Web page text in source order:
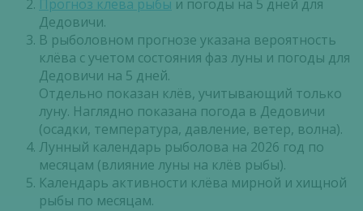
Прогноз клева рыбы и погоды на 5 дней для
Дедовичи.
В рыболовном прогнозе указана вероятность
клёва с учетом состояния фаз луны и погоды для
Дедовичи на 5 дней.
Отдельно показан клёв, учитывающий только
луну. Наглядно показана погода в Дедовичи
(осадки, температура, давление, ветер, волна).
Лунный календарь рыболова на 2026 год по
месяцам (влияние луны на клёв рыбы).
Календарь активности клёва мирной и хищной
рыбы по месяцам.